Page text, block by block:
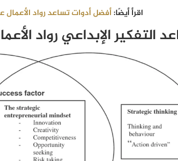
اقرأ أيضًا:أفضل أدوات تساعد رواد الأعمال
التفكير الإبداعي رواد